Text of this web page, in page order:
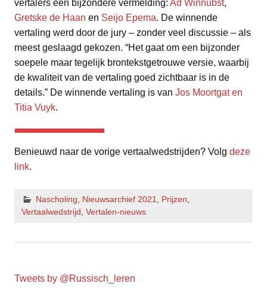
vertalers een bijzondere vermelding: Ad Winnubst,
Gretske de Haan en Seijo Epema. De winnende
vertaling werd door de jury – zonder veel discussie – als
meest geslaagd gekozen. “Het gaat om een bijzonder
soepele maar tegelijk brontekstgetrouwe versie, waarbij
de kwaliteit van de vertaling goed zichtbaar is in de
details.” De winnende vertaling is van Jos Moortgat en
Titia Vuyk.
Benieuwd naar de vorige vertaalwedstrijden? Volg deze
link.
Nascholing, Nieuwsarchief 2021, Prijzen,
Vertaalwedstrijd, Vertalen-nieuws
Tweets by @Russisch_leren